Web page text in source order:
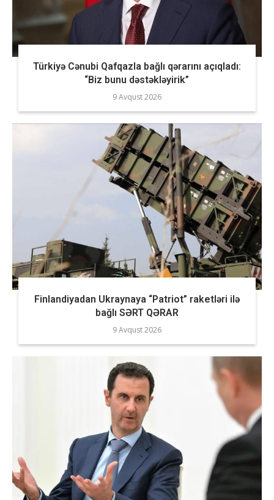
Türkiyə Cənubi Qafqazla bağlı qərarını açıqladı:
“Biz bunu dəstəkləyirik”
9 Avqust 2026
Finlandiyadan Ukraynaya “Patriot” raketləri ilə
bağlı SƏRT QƏRAR
9 Avqust 2026